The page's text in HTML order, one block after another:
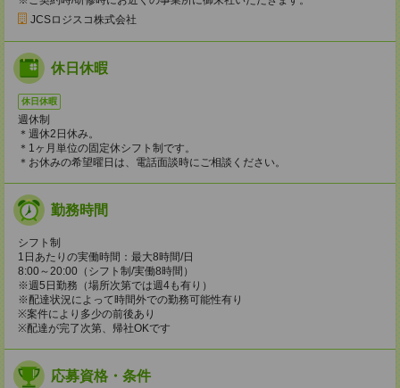
JCSロジスコ株式会社
休日休暇
休日休暇
週休制
＊週休2日休み。
＊1ヶ月単位の固定休シフト制です。
＊お休みの希望曜日は、電話面談時にご相談ください。
勤務時間
シフト制
1日あたりの実働時間：最大8時間/日
8:00～20:00（シフト制/実働8時間）
※週5日勤務（場所次第では週4も有り）
※配達状況によって時間外での勤務可能性有り
※案件により多少の前後あり
※配達が完了次第、帰社OKです
応募資格・条件